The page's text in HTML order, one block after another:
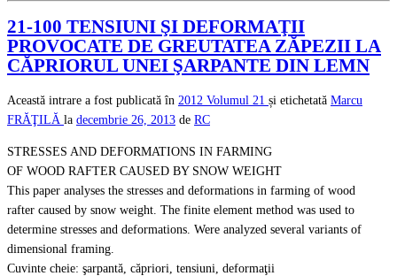
21-100 TENSIUNI ŞI DEFORMAŢII
PROVOCATE DE GREUTATEA ZĂPEZII LA
CĂPRIORUL UNEI ŞARPANTE DIN LEMN
Această intrare a fost publicată în 2012 Volumul 21 și etichetată Marcu
FRĂŢILĂ la decembrie 26, 2013 de RC
STRESSES AND DEFORMATIONS IN FARMING
OF WOOD RAFTER CAUSED BY SNOW WEIGHT
This paper analyses the stresses and deformations in farming of wood
rafter caused by snow weight. The finite element method was used to
determine stresses and deformations. Were analyzed several variants of
dimensional framing.
Cuvinte cheie: şarpantă, căpriori, tensiuni, deformaţii